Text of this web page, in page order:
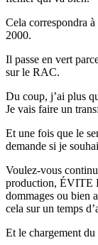
Cela correspondra
2000.
Il passe en vert
sur le RAC.
Du coup, j’ai plus
Je vais faire un
Et une fois que le
demande si je
Voulez-vous
production, ÉVITE
dommages ou bien
cela sur un temps
Et le chargement